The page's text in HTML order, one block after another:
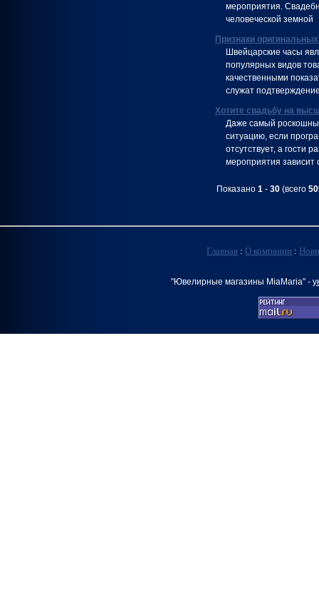
мероприятия.
человеческой земной
Признаки
Швейцарские часы
популярных видов
качественными
служат
Хотите свадьбу на
Даже самый
ситуацию, если
отсутствует, а гости
мероприятия зависит
Показано 1 - 30 (всего
Главная :О компании :
"Ювелирные магазины MiaMaria" -